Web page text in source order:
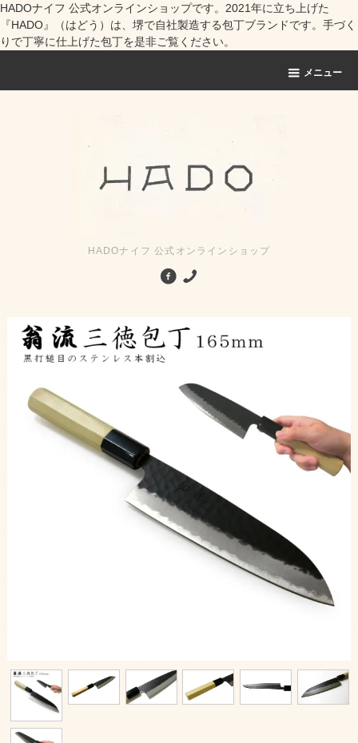
HADOナイフ 公式オンラインショップです。2021年に立ち上げた
『HADO』（はどう）は、堺で自社製造する包丁ブランドです。手づく
りで丁寧に仕上げた包丁を是非ご覧ください。
メニュー
HADOナイフ 公式オンラインショップ